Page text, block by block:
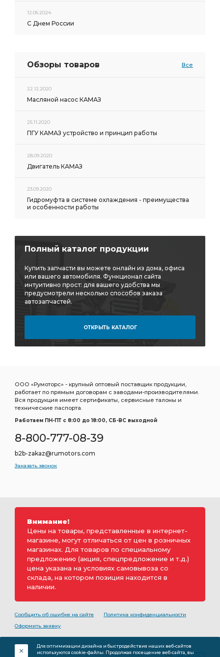
12.06.2024
С Днем России
Обзоры товаров Все
22.12.2020
Масляной насос КАМАЗ
25.11.2020
ПГУ КАМАЗ устройство и принцип работы
28.09.2020
Двигатель КАМАЗ
23.09.2020
Гидромуфта в системе охлаждения - преимущества
и особенности работы
Полный каталог продукции
Купить запчасти вы можете онлайн из дома, офиса
или вашего автомобиля. Функционал сайта
интуитивно прост: для вашего удобства мы
предусмотрели несколько способов заказа
автозапчастей.
ОТКРЫТЬ КАТАЛОГ
ООО «Румоторс» - крупный оптовый поставщик продукции,
работает по прямым договорам с заводами-производителями.
Вся продукция имеет сертификаты, сервисные талоны и
технические паспорта.
Работаем ПН-ПТ c 8:00 до 18:00, СБ-ВС выходной
8-800-777-08-39
b2b-zakaz@rumotors.com
Заказать звонок
Внимание!
Цены на товары, представленные в интернет-
магазине, могут отличаться от цен в розничных
магазинах. Для товаров по специальному
предложению (акция, спецпредложение и т.д.)
цена указана на условиях самовывоза со
склада, на котором позиция находится в
наличии.
Сообщить об ошибке на сайте
Политика конфиденциальности
Оформить заявку
обозначением ООО «РуМоторс». Все права на
разработку принадлежат ООО «Румоторс». Не является
Для оптимизации дизайна и быстродействия наших веб-сайтов
используются cookie-файлы. Продолжая посещение веб-сайта, вы